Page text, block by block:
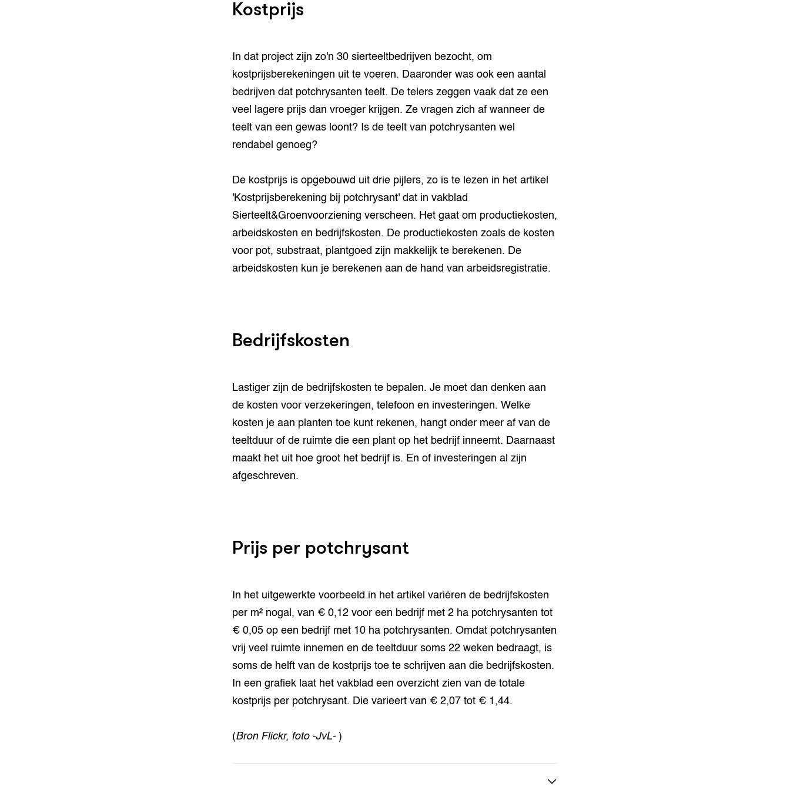
Kostprijs
In dat project zijn zo'n 30 sierteeltbedrijven bezocht, om
kostprijsberekeningen uit te voeren. Daaronder was ook een aantal
bedrijven dat potchrysanten teelt. De telers zeggen vaak dat ze een
veel lagere prijs dan vroeger krijgen. Ze vragen zich af wanneer de
teelt van een gewas loont? Is de teelt van potchrysanten wel
rendabel genoeg?
De kostprijs is opgebouwd uit drie pijlers, zo is te lezen in het artikel
'Kostprijsberekening bij potchrysant' dat in vakblad
Sierteelt&Groenvoorziening verscheen. Het gaat om productiekosten,
arbeidskosten en bedrijfskosten. De productiekosten zoals de kosten
voor pot, substraat, plantgoed zijn makkelijk te berekenen. De
arbeidskosten kun je berekenen aan de hand van arbeidsregistratie.
Bedrijfskosten
Lastiger zijn de bedrijfskosten te bepalen. Je moet dan denken aan
de kosten voor verzekeringen, telefoon en investeringen. Welke
kosten je aan planten toe kunt rekenen, hangt onder meer af van de
teeltduur of de ruimte die een plant op het bedrijf inneemt. Daarnaast
maakt het uit hoe groot het bedrijf is. En of investeringen al zijn
afgeschreven.
Prijs per potchrysant
In het uitgewerkte voorbeeld in het artikel variëren de bedrijfskosten
per m² nogal, van € 0,12 voor een bedrijf met 2 ha potchrysanten tot
€ 0,05 op een bedrijf met 10 ha potchrysanten. Omdat potchrysanten
vrij veel ruimte innemen en de teeltduur soms 22 weken bedraagt, is
soms de helft van de kostprijs toe te schrijven aan die bedrijfskosten.
In een grafiek laat het vakblad een overzicht zien van de totale
kostprijs per potchrysant. Die varieert van € 2,07 tot € 1,44.
(Bron Flickr, foto -JvL- )